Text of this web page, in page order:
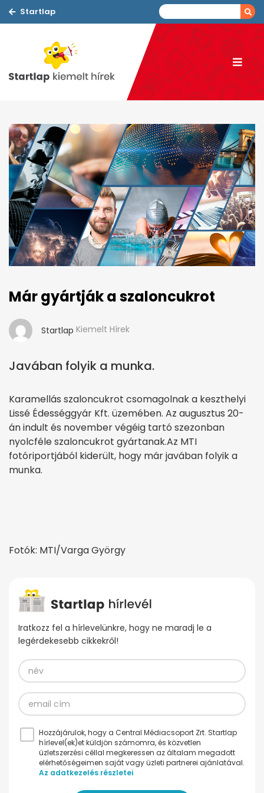
Startlap
Már gyártják a szaloncukrot
Startlap Kiemelt Hírek
Javában folyik a munka.
Karamellás szaloncukrot csomagolnak a keszthelyi
Lissé Édességgyár Kft. üzemében. Az augusztus 20-
án indult és november végéig tartó szezonban
nyolcféle szaloncukrot gyártanak.Az MTI
fotóriportjából kiderült, hogy már javában folyik a
munka.
Fotók: MTI/Varga György
Iratkozz fel a hírlevelünkre, hogy ne maradj le a
legérdekesebb cikkekről!
Hozzájárulok, hogy a Central Médiacsoport Zrt. Startlap
hírlevel(ek)et küldjön számomra, és közvetlen
üzletszerzési céllal megkeressen az általam megadott
elérhetőségeimen saját vagy üzleti partnerei ajánlatával.
Az adatkezelés részletei